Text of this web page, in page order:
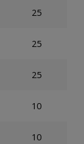
25
25
25
10
10